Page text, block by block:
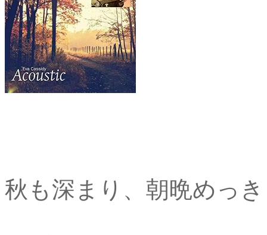
秋も深まり、朝晩めっ